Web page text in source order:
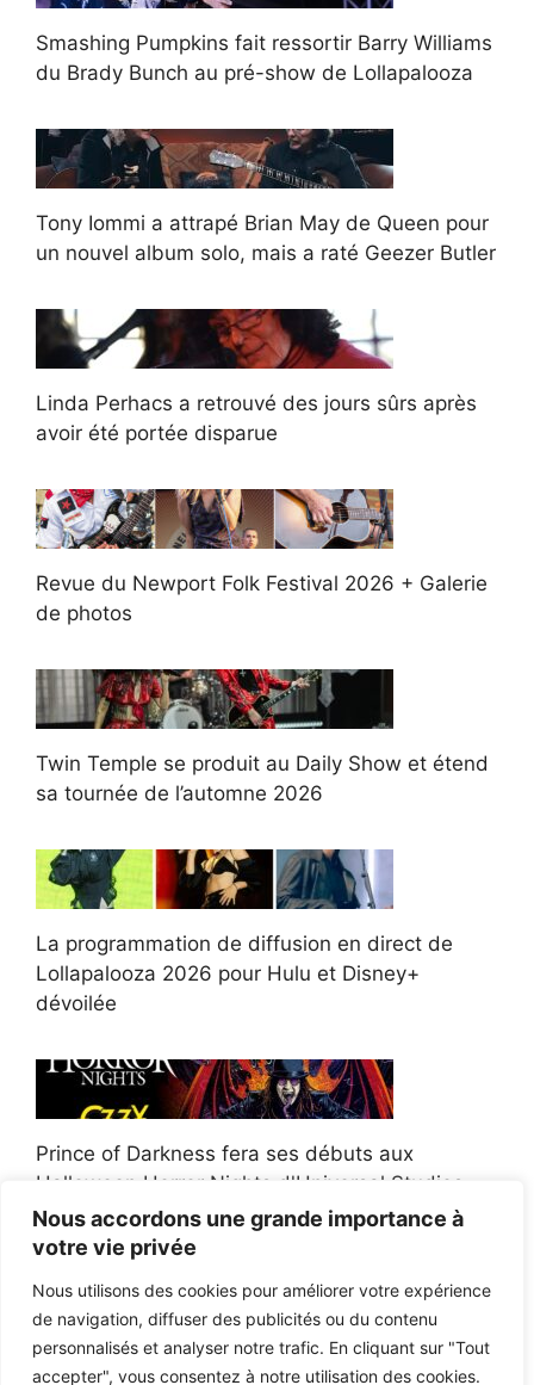
Nous accordons une grande importance à
votre vie privée
Nous utilisons des cookies pour améliorer votre expérience
de navigation, diffuser des publicités ou du contenu
personnalisés et analyser notre trafic. En cliquant sur "Tout
accepter", vous consentez à notre utilisation des cookies.
Smashing Pumpkins fait ressortir Barry Williams
du Brady Bunch au pré-show de Lollapalooza
Tony Iommi a attrapé Brian May de Queen pour
un nouvel album solo, mais a raté Geezer Butler
Linda Perhacs a retrouvé des jours sûrs après
avoir été portée disparue
Revue du Newport Folk Festival 2026 + Galerie
de photos
Twin Temple se produit au Daily Show et étend
sa tournée de l’automne 2026
La programmation de diffusion en direct de
Lollapalooza 2026 pour Hulu et Disney+
dévoilée
Prince of Darkness fera ses débuts aux
Halloween Horror Nights d'Universal Studios
Afroman poursuit un policier de l'Ohio après la
victoire du jury en diffamation